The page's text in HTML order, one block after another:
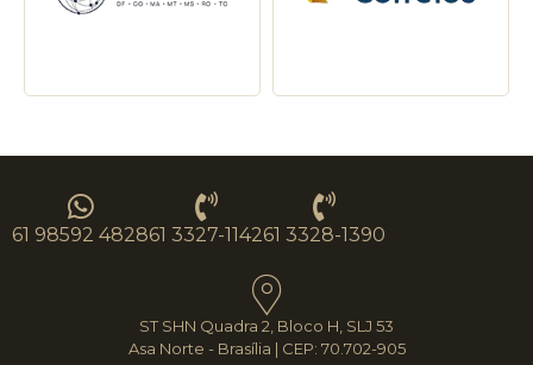
61 98592 482861 3327-114261 3328-1390
ST SHN Quadra 2, Bloco H, SLJ 53
Asa Norte - Brasília | CEP: 70.702-905